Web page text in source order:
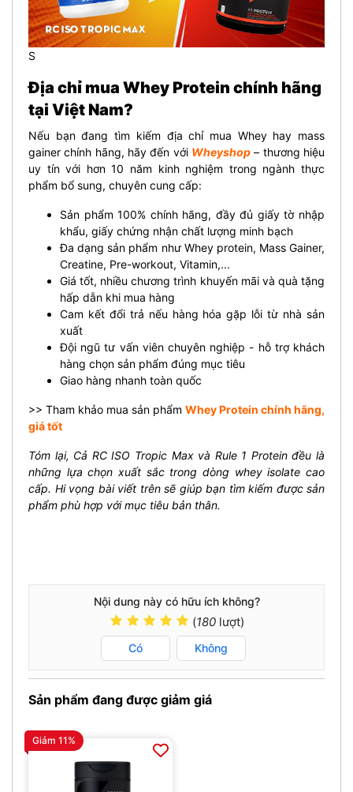
S
Địa chỉ mua Whey Protein chính hãng
tại Việt Nam?
Nếu bạn đang tìm kiếm địa chỉ mua Whey hay mass
gainer chính hãng, hãy đến với Wheyshop – thương hiệu
uy tín với hơn 10 năm kinh nghiệm trong ngành thực
phẩm bổ sung, chuyên cung cấp:
Sản phẩm 100% chính hãng, đầy đủ giấy tờ nhập
khẩu, giấy chứng nhận chất lượng minh bạch
Đa dạng sản phẩm như Whey protein, Mass Gainer,
Creatine, Pre-workout, Vitamin,...
Giá tốt, nhiều chương trình khuyến mãi và quà tặng
hấp dẫn khi mua hàng
Cam kết đổi trả nếu hàng hóa gặp lỗi từ nhà sản
xuất
Đội ngũ tư vấn viên chuyên nghiệp - hỗ trợ khách
hàng chọn sản phẩm đúng mục tiêu
Giao hàng nhanh toàn quốc
>> Tham khảo mua sản phẩm Whey Protein chính hãng,
giá tốt
Tóm lại, Cả RC ISO Tropic Max và Rule 1 Protein đều là
những lựa chọn xuất sắc trong dòng whey isolate cao
cấp. Hi vọng bài viết trên sẽ giúp bạn tìm kiếm được sản
phẩm phù hợp với mục tiêu bản thân.
Nội dung này có hữu ích không?
(180lượt)
Có Không
Sản phẩm đang được giảm giá
Giảm 11%